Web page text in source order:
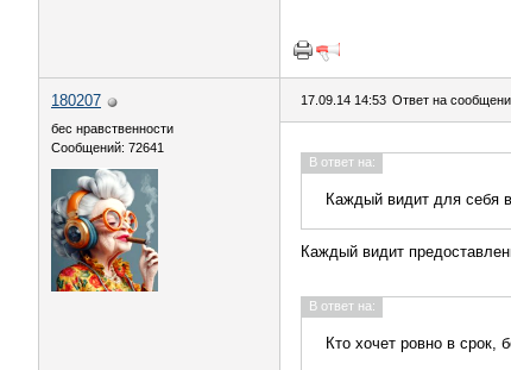
180207
бес нравственности
Сообщений: 72641
17.09.14 14:53 Ответ на
В ответ на:
Каждый видит для себя
Каждый видит
В ответ на:
Кто хочет ровно в срок,